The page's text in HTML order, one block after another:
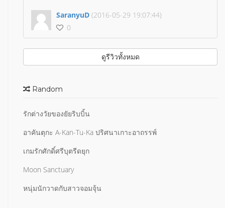
SaranyuD (2016-05-29 19:07:44)
0
ดูรีวิวทั้งหมด
Random
รักต่างวัยของยัยริบบิ้น
อาคันตุกะ A-Kan-Tu-Ka ปริศนาเกาะอาถรรพ์
เกมรักศักดิ์ศรีบุตรีดยุก
Moon Sanctuary
หนุ่มนักวาดกับสาวจอมจุ้น